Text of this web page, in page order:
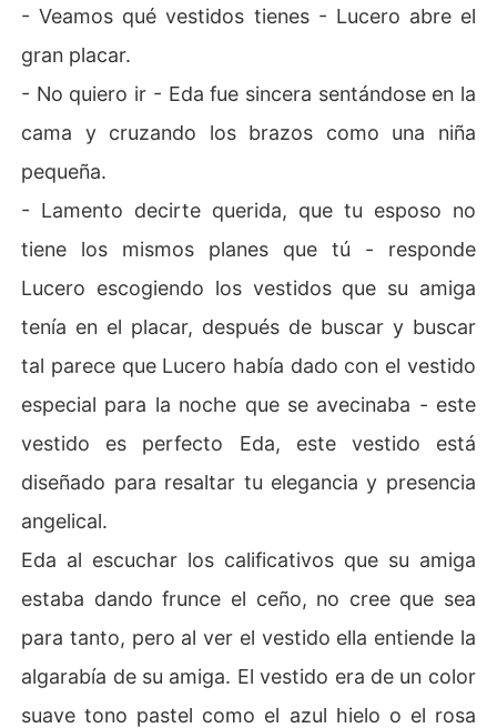
- Veamos qué vestidos tienes - Lucero abre el
gran placar.
- No quiero ir - Eda fue sincera sentándose en la
cama y cruzando los brazos como una niña
pequeña.
- Lamento decirte querida, que tu esposo no
tiene los mismos planes que tú - responde
Lucero escogiendo los vestidos que su amiga
tenía en el placar, después de buscar y buscar
tal parece que Lucero había dado con el vestido
especial para la noche que se avecinaba - este
vestido es perfecto Eda, este vestido está
diseñado para resaltar tu elegancia y presencia
angelical.
Eda al escuchar los calificativos que su amiga
estaba dando frunce el ceño, no cree que sea
para tanto, pero al ver el vestido ella entiende la
algarabía de su amiga. El vestido era de un color
suave tono pastel como el azul hielo o el rosa